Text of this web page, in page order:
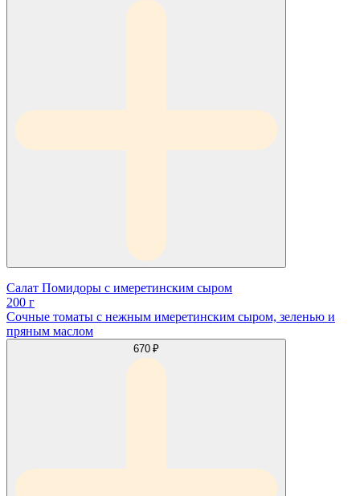
Салат Помидоры с имеретинским сыром
200 г
Сочные томаты с нежным имеретинским сыром, зеленью и
пряным маслом
670 ₽